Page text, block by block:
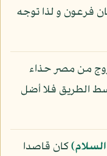
فرعون و لذا توجه
من مصر حذاء
الطريق فلا أضل
كان قاصدا